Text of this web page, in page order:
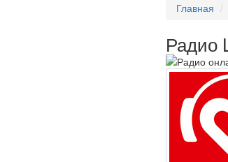
Главная
Радио